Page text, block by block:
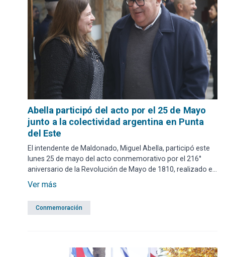
Abella participó del acto por el 25 de Mayo
junto a la colectividad argentina en Punta
del Este
El intendente de Maldonado, Miguel Abella, participó este
lunes 25 de mayo del acto conmemorativo por el 216°
aniversario de la Revolución de Mayo de 1810, realizado en
la sede del Municipio de Punta del Este junto al Consulado
Ver más
Conmemoración